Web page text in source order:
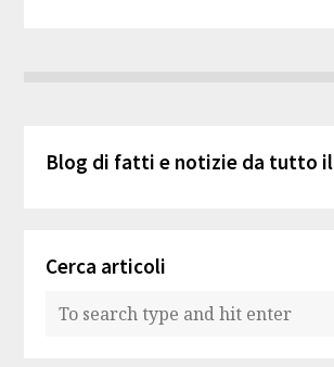
Blog di fatti e notizie da tutto
Cerca articoli